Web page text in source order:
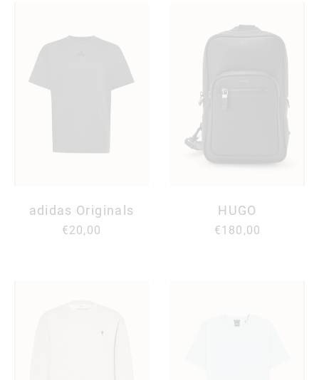
adidas Originals
€20,00
HUGO
€180,00